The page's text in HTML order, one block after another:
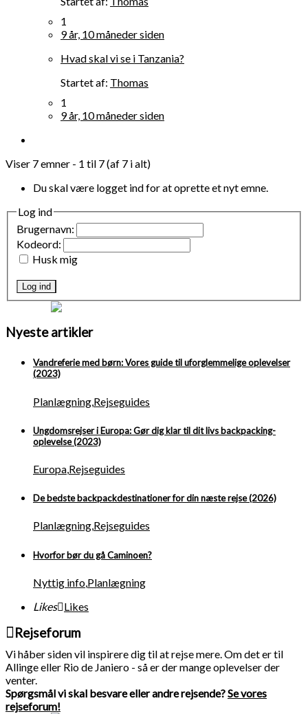
1
9 år, 10 måneder siden
Hvad skal vi se i Tanzania?
Startet af: Thomas
1
9 år, 10 måneder siden
Viser 7 emner - 1 til 7 (af 7 i alt)
Du skal være logget ind for at oprette et nyt emne.
Log ind
Brugernavn:
Kodeord:
Husk mig
Log ind
Nyeste artikler
Vandreferie med børn: Vores guide til uforglemmelige oplevelser
(2023)
Planlægning Rejseguides
Ungdomsrejser i Europa: Gør dig klar til dit livs backpacking-
oplevelse (2023)
Europa,Rejseguides
De bedste backpackdestinationer for din næste rejse (2026)
Planlægning,Rejseguides
Hvorfor bør du gå Caminoen?
Nyttig info Planlægning
Likes Likes
Rejseforum
Vi håber siden vil inspirere dig til at rejse mere. Om det er til
Allinge eller Rio de Janiero - så er der mange oplevelser der
venter.
Spørgsmål vi skal besvare eller andre rejsende?Se vores
rejseforum!